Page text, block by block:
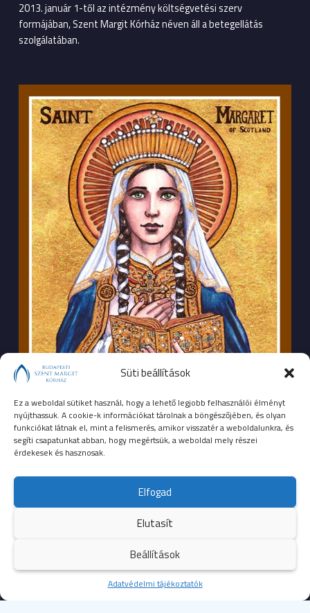
Süti beállítások
Ez a weboldal sütiket használ, hogy a lehető legjobb felhasználói élményt
nyújthassuk. A cookie-k információkat tárolnak a böngészőjében, és olyan
funkciókat látnak el, mint a felismerés, amikor visszatér a weboldalunkra, és
segíti csapatunkat abban, hogy megértsük, a weboldal mely részei
érdekesek és hasznosak.
Elfogad
Elutasít
Beállítások
Adatvédelmi tájékoztatók
Kezdőoldal
2013. január 1-től az intézmény költségvetési szerv
formájában, Szent Margit Kórház néven áll a betegellátás
szolgálatában.
SEGÉLYHÍVÓSZÁMOK
104mentők
107rendőrség